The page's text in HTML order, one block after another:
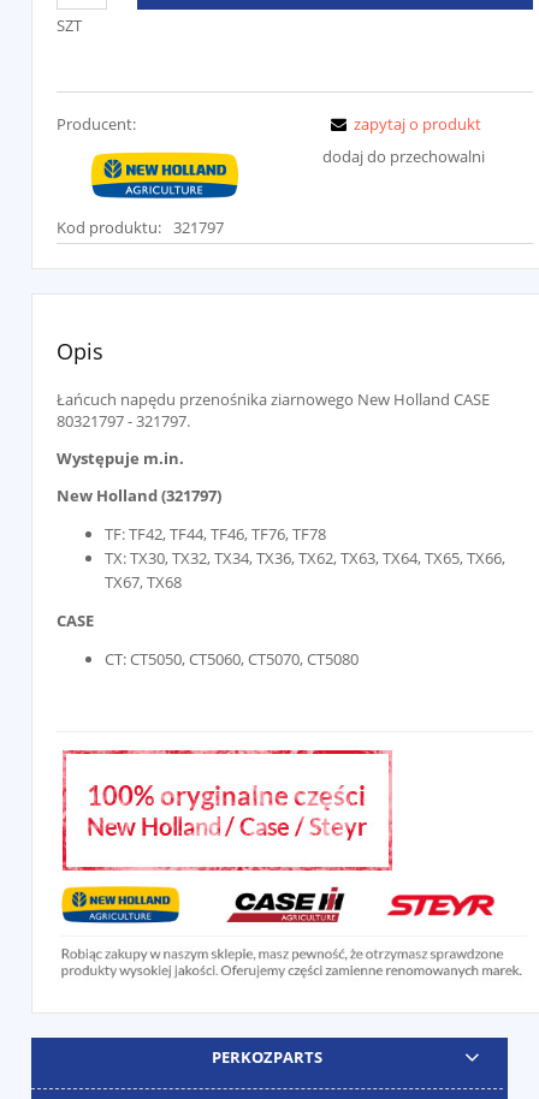
SZT
Producent:
Kod produktu: 321797
zapytaj o produkt
dodaj do przechowalni
Opis
Łańcuch napędu przenośnika ziarnowego New Holland CASE
80321797 - 321797.
Występuje m.in.
New Holland (321797)
TF: TF42, TF44, TF46, TF76, TF78
TX: TX30, TX32, TX34, TX36, TX62, TX63, TX64, TX65, TX66,
TX67, TX68
CASE
CT: CT5050, CT5060, CT5070, CT5080
PERKOZPARTS